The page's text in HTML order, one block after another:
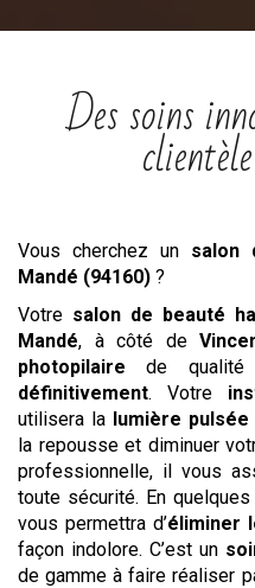
Des soins
Vous cherchez un salon
Mandé (94160) ?
Votre salon de beauté
Mandé, à côté de
photopilaire de qualité
définitivement. Votre
utilisera la lumière pulsée
la repousse et diminuer
professionnelle, il vous
toute sécurité. En
vous permettra d’éliminer
façon indolore. C’est un
de gamme à faire réaliser